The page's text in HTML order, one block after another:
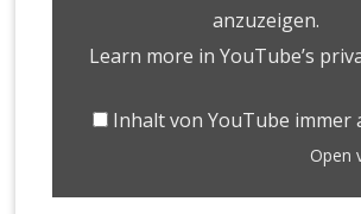
anzuzeigen.
Learn more inYouTube’s
Inhalt von YouTube immer
Open